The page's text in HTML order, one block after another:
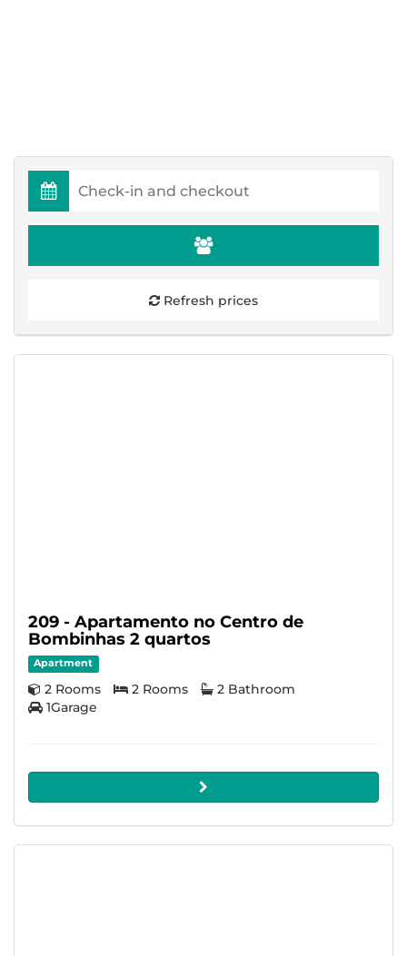
Refresh prices
209 - Apartamento no Centro de
Bombinhas 2 quartos
Apartment
2 Rooms 2 Rooms
2 Bathroom
1Garage